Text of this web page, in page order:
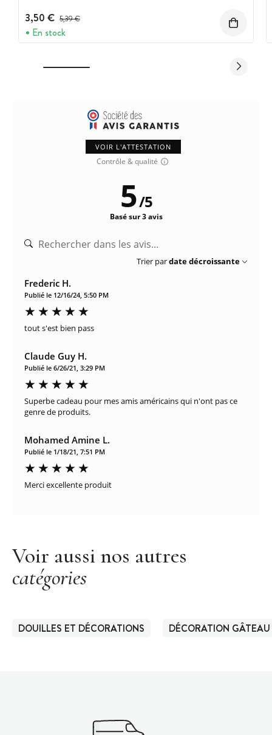
3,50 € Prix avant réduction :
5,39 €
En stock
VOIR L'ATTESTATION
Contrôle & qualité
5/5
Basé sur 3 avis
Trier pardate décroissante
Frederic H.
Publié le 12/16/24, 5:50 PM
tout s'est bien pass
Claude Guy H.
Publié le 6/26/21, 3:29 PM
Superbe cadeau pour mes amis américains qui n'ont pas ce
genre de produits.
Mohamed Amine L.
Publié le 1/18/21, 7:51 PM
Merci excellente produit
Voir aussi nos autres
catégories
DOUILLES ET DÉCORATIONS DÉCORATION GÂTEAU